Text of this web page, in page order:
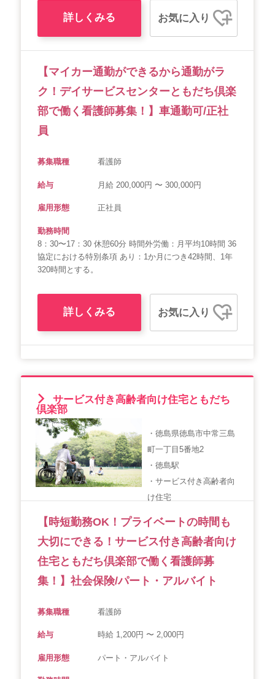
詳しくみる お気に入り
【マイカー通勤ができるから通勤がラ
ク！デイサービスセンターともだち倶楽
部で働く看護師募集！】車通勤可/正社
員
募集職種 看護師
給与 月給 200,000円 〜 300,000円
雇用形態 正社員
勤務時間
8：30〜17：30 休憩60分 時間外労働：月平均10時間 36
協定における特別条項 あり：1か月につき42時間、1年
320時間とする。
詳しくみる お気に入り
サービス付き高齢者向け住宅ともだち
倶楽部
・徳島県徳島市中常三島
町一丁目5番地2
・徳島駅
・サービス付き高齢者向
け住宅
【時短勤務OK！プライベートの時間も
大切にできる！サービス付き高齢者向け
住宅ともだち倶楽部で働く看護師募
集！】社会保険/パート・アルバイト
募集職種 看護師
給与 時給 1,200円 〜 2,000円
雇用形態 パート・アルバイト